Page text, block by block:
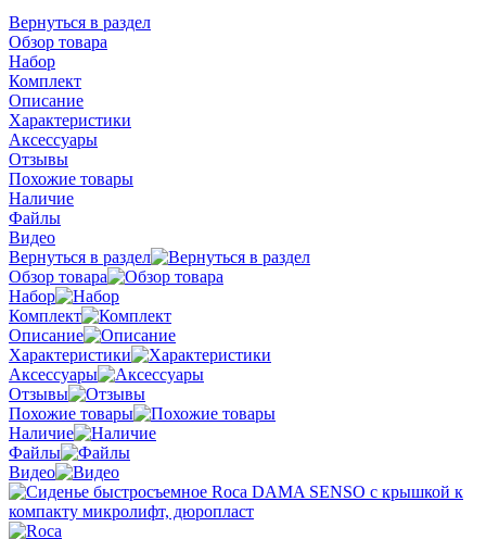
Вернуться в раздел
Обзор товара
Набор
Комплект
Описание
Характеристики
Аксессуары
Отзывы
Похожие товары
Наличие
Файлы
Видео
Вернуться в раздел
Обзор товара
Набор
Комплект
Описание
Характеристики
Аксессуары
Отзывы
Похожие товары
Наличие
Файлы
Видео